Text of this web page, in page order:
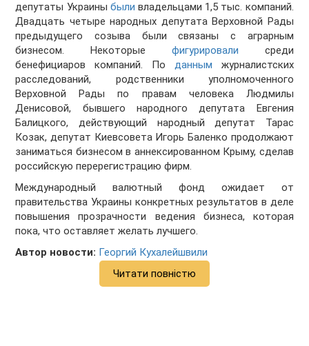
депутаты Украины были владельцами 1,5 тыс. компаний.
Двадцать четыре народных депутата Верховной Рады
предыдущего созыва были связаны с аграрным
бизнесом. Некоторые фигурировали среди
бенефициаров компаний. По данным журналистских
расследований, родственники уполномоченного
Верховной Рады по правам человека Людмилы
Денисовой, бывшего народного депутата Евгения
Балицкого, действующий народный депутат Тарас
Козак, депутат Киевсовета Игорь Баленко продолжают
заниматься бизнесом в аннексированном Крыму, сделав
российскую перерегистрацию фирм.
Международный валютный фонд ожидает от
правительства Украины конкретных результатов в деле
повышения прозрачности ведения бизнеса, которая
пока, что оставляет желать лучшего.
Автор новости: Георгий Кухалейшвили
Читати повністю